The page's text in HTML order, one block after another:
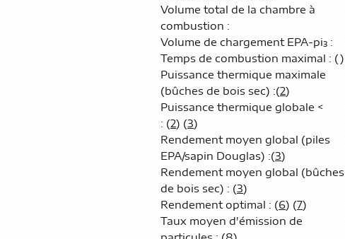
Volume total de la chambre à
combustion :
Volume de chargement EPA-pi³ :
Temps de combustion maximal : ()
Puissance thermique maximale
(bûches de bois sec) :(2)
Puissance thermique globale <
: (2) (3)
Rendement moyen global (piles
EPA/sapin Douglas) :(3)
Rendement moyen global (bûches
de bois sec) : (3)
Rendement optimal : (6) (7)
Taux moyen d'émission de